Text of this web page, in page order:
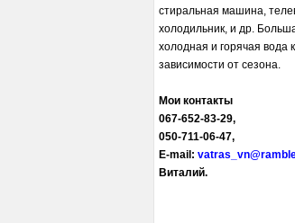
стиральная машина,
холодильник, и др.
холодная и горячая вода
зависимости от сезона.
Мои контакты
067-652-83-29,
050-711-06-47,
E-mail:
Виталий.